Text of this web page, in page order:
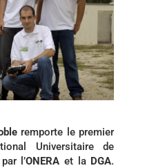
remporte le premier
Universitaire de
l’ONERA et laDGA.